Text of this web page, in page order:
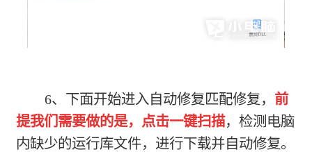
6、下面开始进入自动修复匹配修复， 前
提我们需要做的是，点击一键扫描，检测电脑
内缺少的运行库文件，进行下载并自动修复。